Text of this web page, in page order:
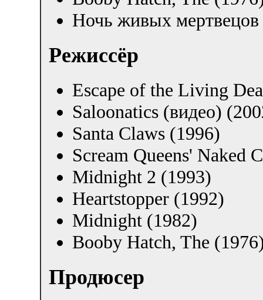
Ночь живых
Режиcсёр
Escape of the Living
Saloonatics (видео)
Santa Claws (1996)
Scream Queens' Naked
Midnight 2 (1993)
Heartstopper (1992)
Midnight (1982)
Booby Hatch, The
Продюсер